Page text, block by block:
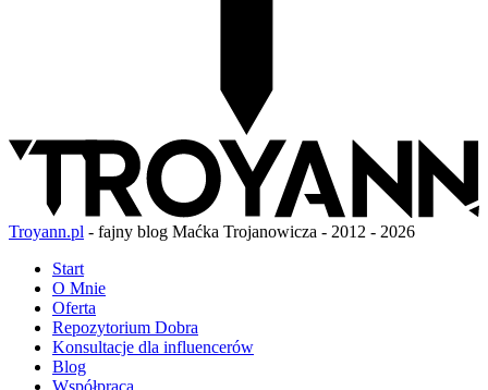
Troyann.pl - fajny blog Maćka Trojanowicza - 2012 - 2026
Start
O Mnie
Oferta
Repozytorium Dobra
Konsultacje dla influencerów
Blog